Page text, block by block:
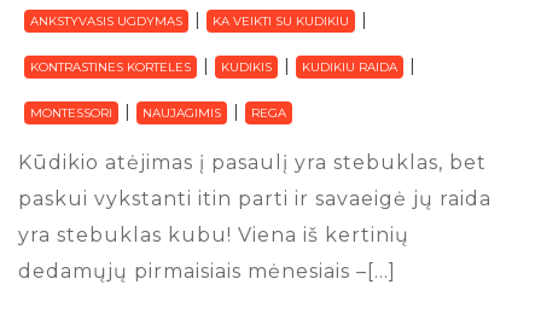
ANKSTYVASIS UGDYMAS KA VEIKTI SU KUDIKIU
KONTRASTINES KORTELES KUDIKIS KUDIKIU RAIDA
MONTESSORI NAUJAGIMIS REGA
Kūdikio atėjimas į pasaulį yra stebuklas, bet
paskui vykstanti itin parti ir savaeigė jų raida
yra stebuklas kubu! Viena iš kertinių
dedamųjų pirmaisiais mėnesiais –[…]